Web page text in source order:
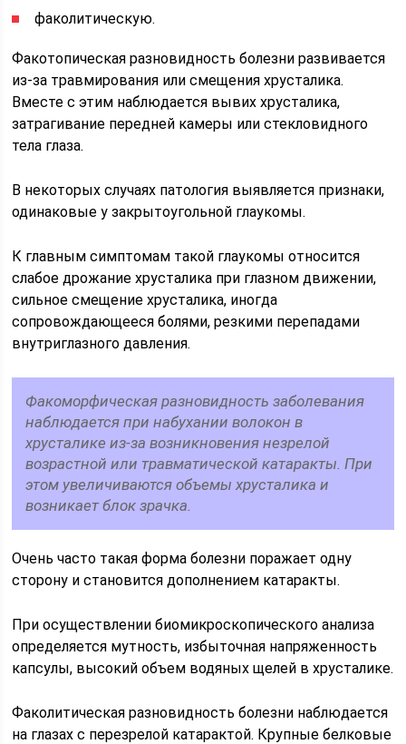
факолитическую.
Факотопическая разновидность болезни развивается
из-за травмирования или смещения хрусталика.
Вместе с этим наблюдается вывих хрусталика,
затрагивание передней камеры или стекловидного
тела глаза.
В некоторых случаях патология выявляется признаки,
одинаковые у закрытоугольной глаукомы.
К главным симптомам такой глаукомы относится
слабое дрожание хрусталика при глазном движении,
сильное смещение хрусталика, иногда
сопровождающееся болями, резкими перепадами
внутриглазного давления.
Факоморфическая разновидность заболевания
наблюдается при набухании волокон в
хрусталике из-за возникновения незрелой
возрастной или травматической катаракты. При
этом увеличиваются объемы хрусталика и
возникает блок зрачка.
Очень часто такая форма болезни поражает одну
сторону и становится дополнением катаракты.
При осуществлении биомикроскопического анализа
определяется мутность, избыточная напряженность
капсулы, высокий объем водяных щелей в хрусталике.
Факолитическая разновидность болезни наблюдается
на глазах с перезрелой катарактой. Крупные белковые